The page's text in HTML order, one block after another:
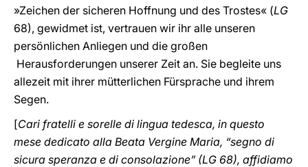
»Zeichen der sicheren Hoffnung und des Trostes« (LG
68), gewidmet ist, vertrauen wir ihr alle unseren
persönlichen Anliegen und die großen
Herausforderungen unserer Zeit an. Sie begleite uns
allezeit mit ihrer mütterlichen Fürsprache und ihrem
Segen.
[Cari fratelli e sorelle di lingua tedesca, in questo
mese dedicato alla Beata Vergine Maria, “segno di
sicura speranza e di consolazione” (LG 68), affidiamo